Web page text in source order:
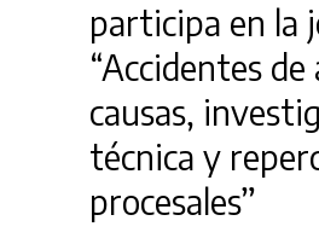
participa en la
“Accidentes de
causas,
técnica y
procesales”